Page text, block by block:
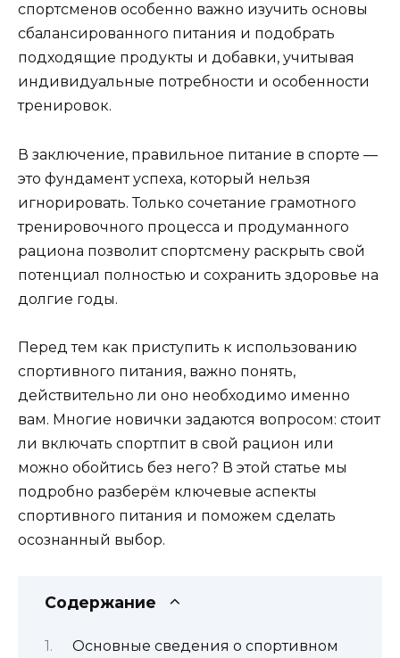
спортсменов особенно важно изучить основы
сбалансированного питания и подобрать
подходящие продукты и добавки, учитывая
индивидуальные потребности и особенности
тренировок.
В заключение, правильное питание в спорте —
это фундамент успеха, который нельзя
игнорировать. Только сочетание грамотного
тренировочного процесса и продуманного
рациона позволит спортсмену раскрыть свой
потенциал полностью и сохранить здоровье на
долгие годы.
Перед тем как приступить к использованию
спортивного питания, важно понять,
действительно ли оно необходимо именно
вам. Многие новички задаются вопросом: стоит
ли включать спортпит в свой рацион или
можно обойтись без него? В этой статье мы
подробно разберём ключевые аспекты
спортивного питания и поможем сделать
осознанный выбор.
Содержание
Основные сведения о спортивном